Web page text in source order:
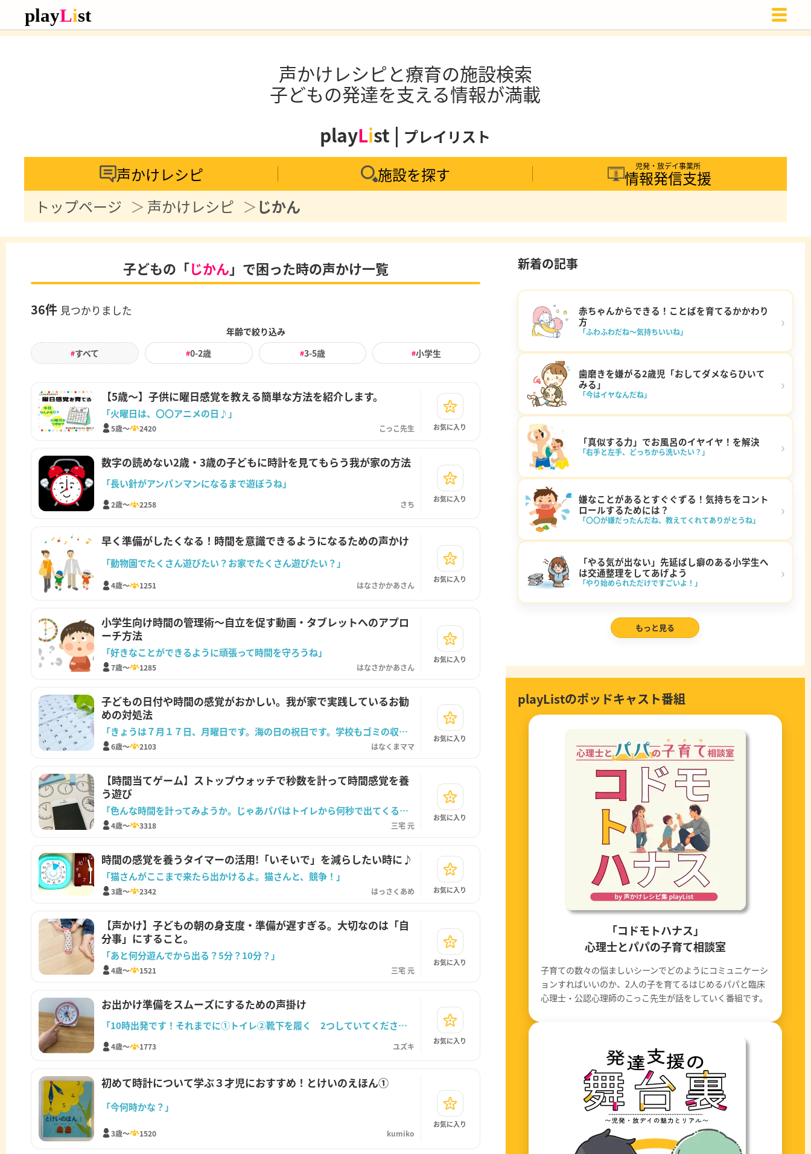
声かけレシピと療育の施設検索
子どもの発達を支える情報が満載
playList | プレイリスト
声かけレシピ
施設を探す 児発・放デイ事業所
情報発信支援
トップページ
声かけレシピ じかん
子どもの「じかん」で困った時の声かけ一覧
36件 見つかりました
年齢で絞り込み
#すべて #0-2歳 #3-5歳 #小学生
【5歳～】子供に曜日感覚を教える簡単な方法を紹介します。
「火曜日は、〇〇アニメの日♪」
5歳～ 2420 こっこ先生 お気に入り
数字の読めない2歳・3歳の子どもに時計を見てもらう我が家の方法
「長い針がアンパンマンになるまで遊ぼうね」
2歳～ 2258 さち
お気に入り
早く準備がしたくなる！時間を意識できるようになるための声かけ
「動物園でたくさん遊びたい？お家でたくさん遊びたい？」
4歳～ 1251 はなさかかあさん
お気に入り
小学生向け時間の管理術～自立を促す動画・タブレットへのアプロ
ーチ方法
「好きなことができるように頑張って時間を守ろうね」
7歳～ 1285 はなさかかあさん
お気に入り
子どもの日付や時間の感覚がおかしい。我が家で実践しているお勧
めの対処法
「きょうは７月１７日、月曜日です。海の日の祝日です。学校もゴミの収集もお休みです。」
6歳～ 2103 はなくまママ
お気に入り
【時間当てゲーム】ストップウォッチで秒数を計って時間感覚を養
う遊び
「色んな時間を計ってみようか。じゃあパパはトイレから何秒で出てくるかな。」
4歳～ 3318 三宅 元
お気に入り
時間の感覚を養うタイマーの活用!「いそいで」を減らしたい時に♪
「猫さんがここまで来たら出かけるよ。猫さんと、競争！」
3歳～ 2342 はっさくあめ お気に入り
【声かけ】子どもの朝の身支度・準備が遅すぎる。大切なのは「自
分事」にすること。
「あと何分遊んでから出る？5分？10分？」
4歳～ 1521 三宅 元
お気に入り
お出かけ準備をスムーズにするための声掛け
「10時出発です！それまでに①トイレ②靴下を履く 2つしていてください」
4歳～ 1773 ユズキ
お気に入り
初めて時計について学ぶ３才児におすすめ！とけいのえほん①
「今何時かな？」
3歳～ 1520 kumiko
お気に入り
新着の記事
赤ちゃんからできる！ことばを育てるかかわり
方
「ふわふわだね～気持ちいいね」
›
歯磨きを嫌がる2歳児「おしてダメならひいて
みる」
「今はイヤなんだね」
›
「真似する力」でお風呂のイヤイヤ！を解決
「右手と左手、どっちから洗いたい？」 ›
嫌なことがあるとすぐぐずる！気持ちをコント
ロールするためには？
「〇〇が嫌だったんだね、教えてくれてありがとうね」
›
「やる気が出ない」先延ばし癖のある小学生へ
は交通整理をしてあげよう
「やり始められただけですごいよ！」
›
もっと見る
playListのポッドキャスト番組
「コドモトハナス」
心理士とパパの子育て相談室
子育ての数々の悩ましいシーンでどのようにコミュニケーシ
ョンすればいいのか、2人の子を育てるはじめるパパと臨床
心理士・公認心理師のこっこ先生が話をしていく番組です。